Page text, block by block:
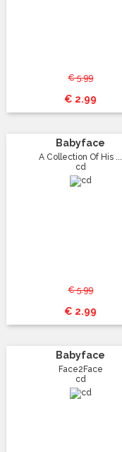
€ 5.99
€ 2.99
Babyface
A Collection Of His ...
cd
€ 5.99
€ 2.99
Babyface
Face2Face
cd